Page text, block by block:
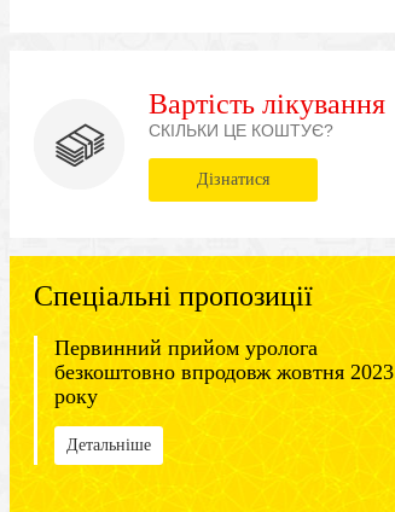
Вартість лікування
СКІЛЬКИ ЦЕ КОШТУЄ?
Дізнатися
Спеціальні пропозиції
Первинний прийом уролога
безкоштовно впродовж жовтня 2023
року
Детальніше